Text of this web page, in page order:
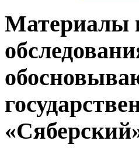
Материалы